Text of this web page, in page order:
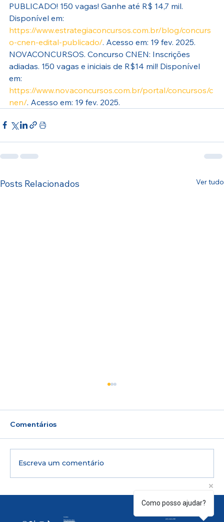
PUBLICADO! 150 vagas! Ganhe até R$ 14,7 mil.
Disponível em:
https://www.estrategiaconcursos.com.br/blog/concurs
o-cnen-edital-publicado/. Acesso em: 19 fev. 2025.
NOVACONCURSOS. Concurso CNEN: Inscrições
adiadas. 150 vagas e iniciais de R$14 mil! Disponível
em:
https://www.novaconcursos.com.br/portal/concursos/c
nen/. Acesso em: 19 fev. 2025.
Posts Relacionados Ver tudo
🎓 UERJ 2027: inscrições para o 2º
Exame de Qualificação estão abertas;
Comentários
Escreva um comentário
Cursos
Pré-Sexto Ano
Atendimento:
(21) 2412-2181
Como posso ajudar?